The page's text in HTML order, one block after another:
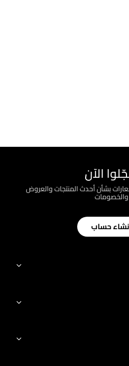
الآن
بشأن أحدث المنتجات والعروض
والخصومات
حساب